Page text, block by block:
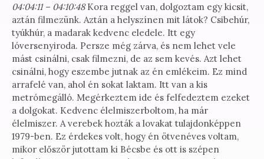
04:04:11 – 04:10:48Kora reggel van, dolgoztam egy kicsit,
aztán filmezünk. Aztán a helyszínen mit látok? Csibehúr,
tyúkhúr, a madarak kedvenc eledele. Itt egy
lóversenyiroda. Persze még zárva, és nem lehet vele
mást csinálni, csak filmezni, de az sem kevés. Azt lehet
csinálni, hogy eszembe jutnak az én emlékeim. Ez mind
arrafelé van, ahol én sokat laktam. Itt van a kis
metrómegálló. Megérkeztem ide és felfedeztem ezeket
a dolgokat. Kedvenc élelmiszerboltom, ha már
élelmiszer. A verebek hozták a lovakat tulajdonképpen
1979-ben. Ez érdekes volt, hogy én ötvenéves voltam,
mikor először jutottam ki Bécsbe és ott is szépen